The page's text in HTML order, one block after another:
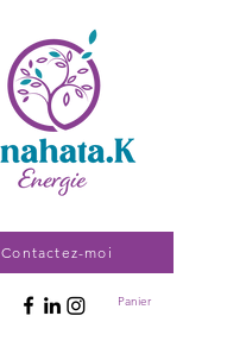
Panier
Contactez-moi